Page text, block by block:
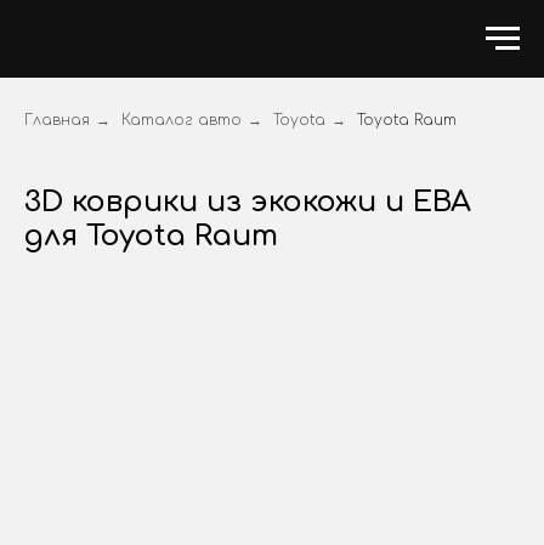
Главная → Каталог авто → Toyota → Toyota Raum
3D коврики из экокожи и ЕВА
для Toyota Raum